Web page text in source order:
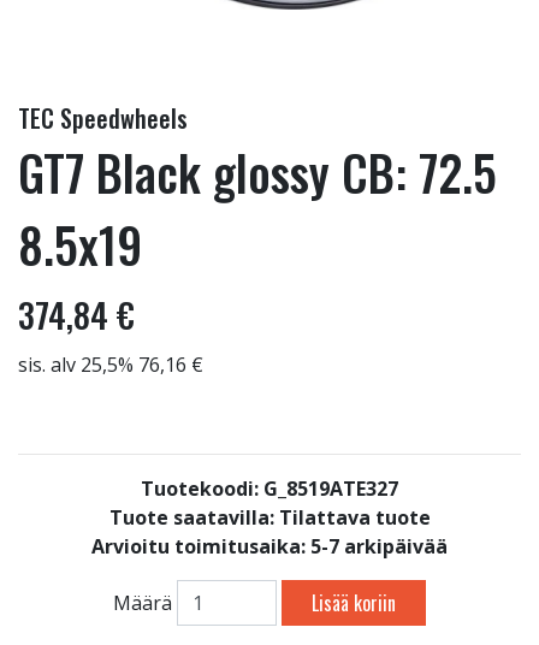
TEC Speedwheels
GT7 Black glossy CB: 72.5
8.5x19
374,84 €
sis. alv 25,5% 76,16 €
Tuotekoodi: G_8519ATE327
Tuote saatavilla: Tilattava tuote
Arvioitu toimitusaika: 5-7 arkipäivää
Määrä Lisää koriin